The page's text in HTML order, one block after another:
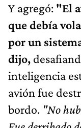
Y agregó: "El
que debía
por un
dijo,
inteligencia
avión fue
bordo. "No